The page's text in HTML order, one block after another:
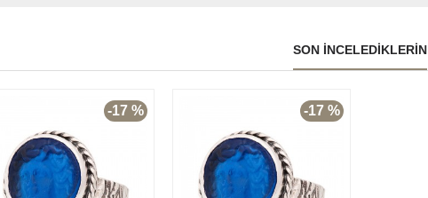
SON İNCELEDIKLERIN
-17 % -17 %